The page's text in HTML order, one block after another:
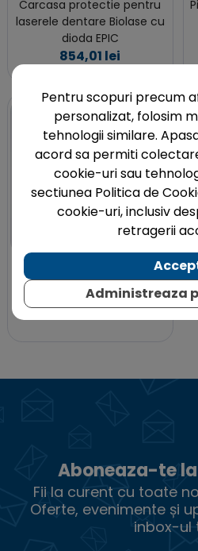
Carcasa protectie pentru
laserele dentare Biolase cu
dioda EPIC
854,01 lei
Kit Fiber Cable Waterlase
iPlus
Aboneaza-te
Fii la curent cu toate
Oferte, evenimente și
inbox-ul
Pentru scopuri precum
personalizat, folosim
tehnologii similare.
acord sa permiti
cookie-uri sau
sectiunea Politica de
cookie-uri, inclusiv
retragerii
Administreaza